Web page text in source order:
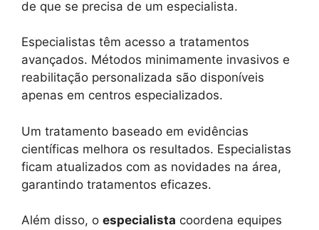
de que se precisa de um especialista.
Especialistas têm acesso a tratamentos
avançados. Métodos minimamente invasivos e
reabilitação personalizada são disponíveis
apenas em centros especializados.
Um tratamento baseado em evidências
científicas melhora os resultados. Especialistas
ficam atualizados com as novidades na área,
garantindo tratamentos eficazes.
Além disso, o especialista coordena equipes